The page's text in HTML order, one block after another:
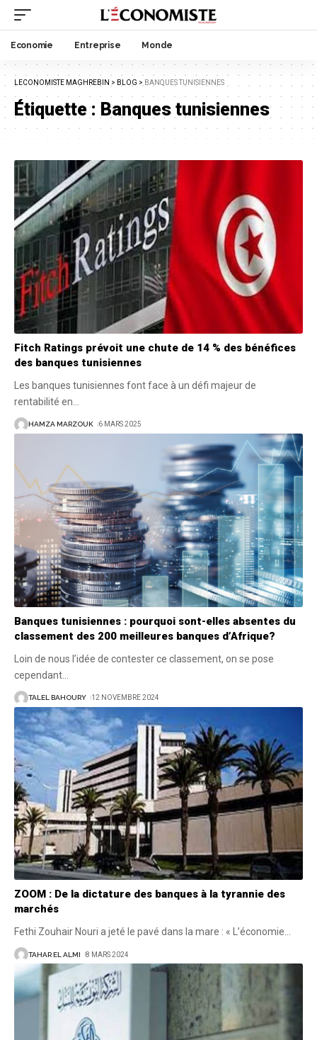
Economie Entreprise Monde
LECONOMISTE MAGHREBIN > BLOG > BANQUES TUNISIENNES
Étiquette :Banques tunisiennes
Fitch Ratings prévoit une chute de 14 % des bénéfices
des banques tunisiennes
Les banques tunisiennes font face à un défi majeur de
rentabilité en
HAMZA MARZOUK 6 MARS 2025
Banques tunisiennes : pourquoi sont-elles absentes du
classement des 200 meilleures banques d’Afrique?
Loin de nous l’idée de contester ce classement, on se pose
cependant
TALEL BAHOURY 12 NOVEMBRE 2024
ZOOM : De la dictature des banques à la tyrannie des
marchés
Fethi Zouhair Nouri a jeté le pavé dans la mare : « L’économie…
TAHAR EL ALMI 8 MARS 2024